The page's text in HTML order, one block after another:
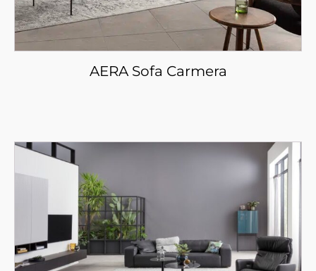
AERA Sofa Carmera